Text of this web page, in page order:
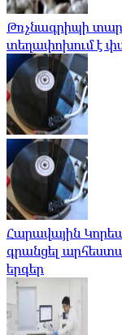
Թռչնագրիպի
տեղափոխում է
Հարավային
գրանցել
երգեր